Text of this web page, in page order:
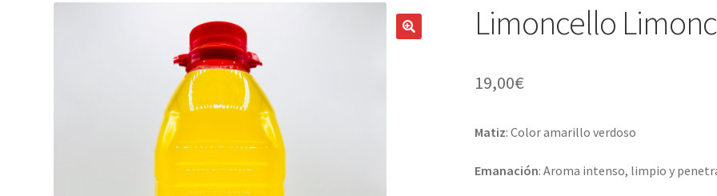
Limoncello
19,00€
Matiz: Color amarillo verdoso
Emanación: Aroma intenso, limpio y